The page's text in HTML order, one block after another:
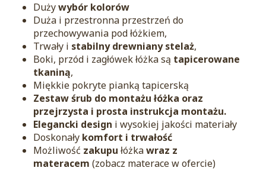
Dużywybór kolorów
Duża i przestronna przestrzeń do
przechowywania pod łóżkiem,
Trwały i stabilny drewniany stelaż,
Boki, przód i zagłówek łóżka są tapicerowane
tkaniną,
Miękkie pokryte pianką tapicerską
Zestaw śrub do montażu łóżka oraz
przejrzysta i prosta instrukcja montażu.
Elegancki design i wysokiej jakości materiały
Doskonały komfort i trwałość
Możliwość zakupu łóżkawraz z
materacem (zobacz materace w ofercie)